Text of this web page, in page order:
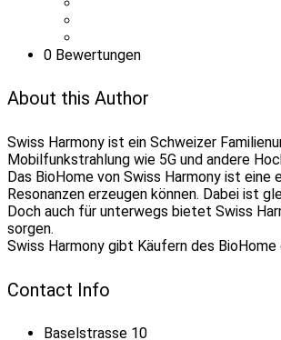
0 Bewertungen
About this Author
Swiss Harmony ist ein Schweizer
Mobilfunkstrahlung wie 5G und andere
Das BioHome von Swiss Harmony ist
Resonanzen erzeugen können. Dabei ist
Doch auch für unterwegs bietet Swiss
sorgen.
Swiss Harmony gibt Käufern des
Contact Info
Baselstrasse 10